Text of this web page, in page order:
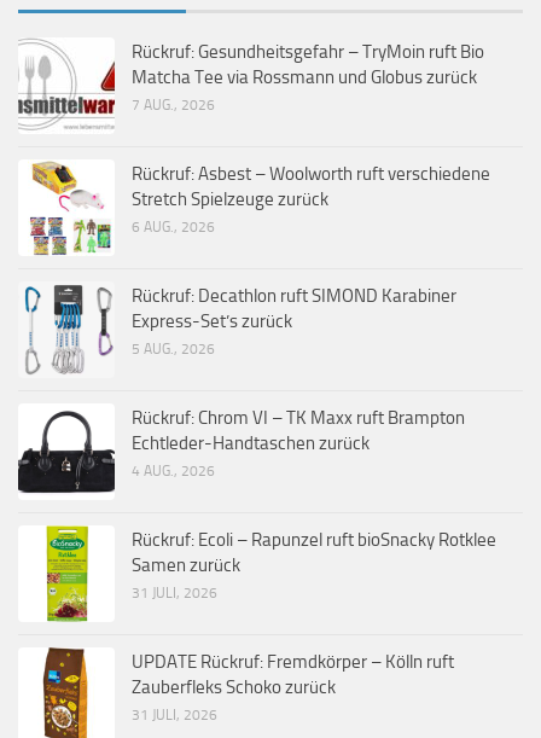
Rückruf: Gesundheitsgefahr – TryMoin ruft Bio
Matcha Tee via Rossmann und Globus zurück
7 AUG., 2026
Rückruf: Asbest – Woolworth ruft verschiedene
Stretch Spielzeuge zurück
6 AUG., 2026
Rückruf: Decathlon ruft SIMOND Karabiner
Express-Set’s zurück
5 AUG., 2026
Rückruf: Chrom VI – TK Maxx ruft Brampton
Echtleder-Handtaschen zurück
4 AUG., 2026
Rückruf: Ecoli – Rapunzel ruft bioSnacky Rotklee
Samen zurück
31 JULI, 2026
UPDATE Rückruf: Fremdkörper – Kölln ruft
Zauberfleks Schoko zurück
31 JULI, 2026